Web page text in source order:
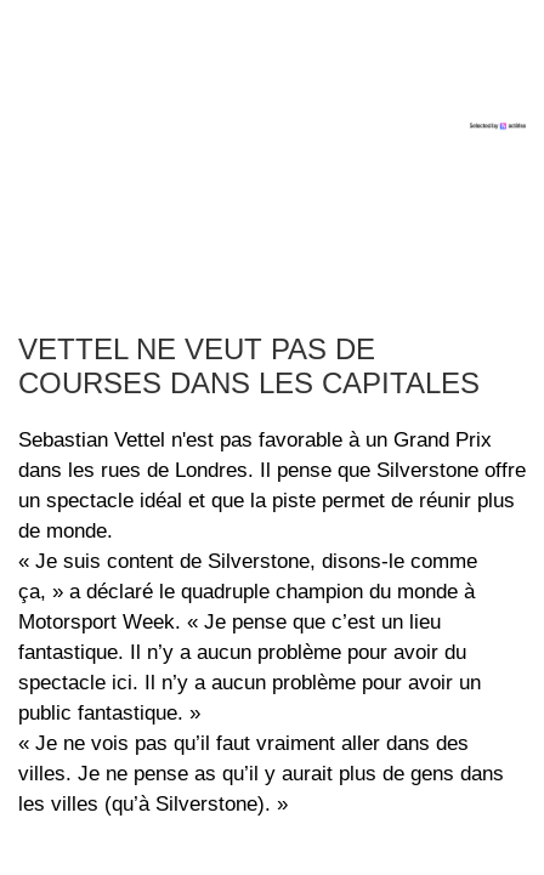
VETTEL NE VEUT PAS DE
COURSES DANS LES CAPITALES
Sebastian Vettel n'est pas favorable à un Grand Prix
dans les rues de Londres. Il pense que Silverstone offre
un spectacle idéal et que la piste permet de réunir plus
de monde.
« Je suis content de Silverstone, disons-le comme
ça, » a déclaré le quadruple champion du monde à
Motorsport Week. « Je pense que c’est un lieu
fantastique. Il n’y a aucun problème pour avoir du
spectacle ici. Il n’y a aucun problème pour avoir un
public fantastique. »
« Je ne vois pas qu’il faut vraiment aller dans des
villes. Je ne pense as qu’il y aurait plus de gens dans
les villes (qu’à Silverstone). »